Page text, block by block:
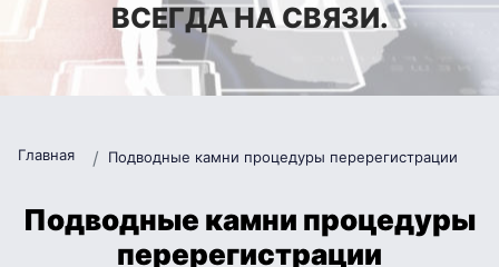
ВСЕГДА НА СВЯЗИ.
Главная Подводные камни процедуры перерегистрации
Подводные камни процедуры
перерегистрации